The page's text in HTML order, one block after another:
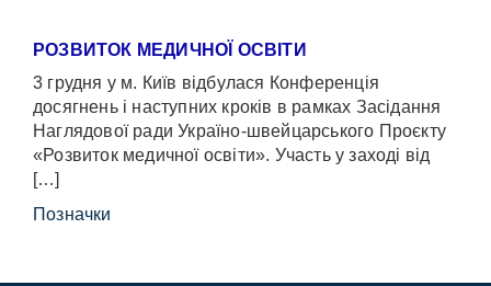
РОЗВИТОК МЕДИЧНОЇ ОСВІТИ
3 грудня у м. Київ відбулася Конференція
досягнень і наступних кроків в рамках Засідання
Наглядової ради Україно-швейцарського Проєкту
«Розвиток медичної освіти». Участь у заході від
[…]
Позначки